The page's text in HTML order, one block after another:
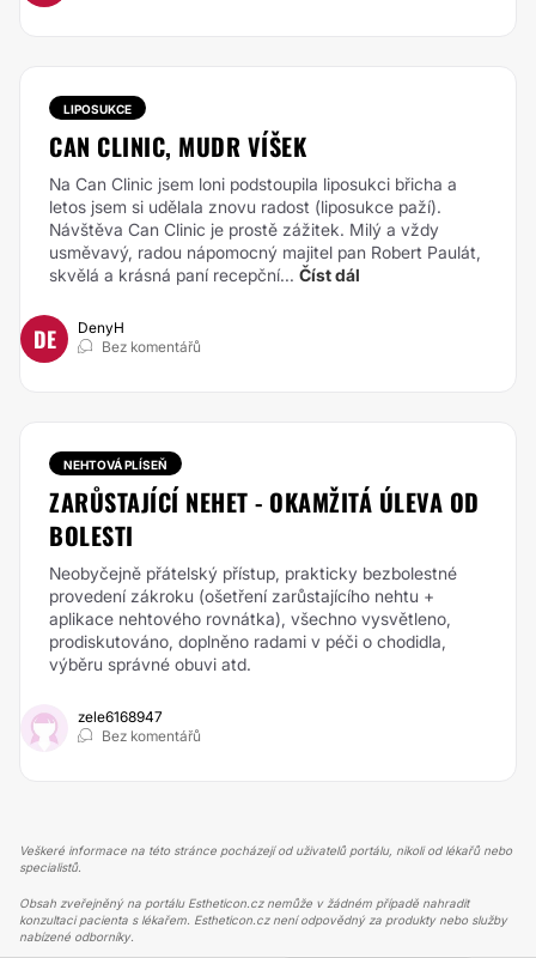
LIPOSUKCE
CAN CLINIC, MUDR VÍŠEK
Na Can Clinic jsem loni podstoupila liposukci břicha a
letos jsem si udělala znovu radost (liposukce paží).
Návštěva Can Clinic je prostě zážitek. Milý a vždy
usměvavý, radou nápomocný majitel pan Robert Paulát,
skvělá a krásná paní recepční... Číst dál
DE
DenyH
Bez komentářů
NEHTOVÁ PLÍSEŇ
ZARŮSTAJÍCÍ NEHET - OKAMŽITÁ ÚLEVA OD
BOLESTI
Neobyčejně přátelský přístup, prakticky bezbolestné
provedení zákroku (ošetření zarůstajícího nehtu +
aplikace nehtového rovnátka), všechno vysvětleno,
prodiskutováno, doplněno radami v péči o chodidla,
výběru správné obuvi atd.
zele6168947
Bez komentářů
Veškeré informace na této stránce pocházejí od uživatelů portálu, nikoli od lékařů nebo
specialistů.
Obsah zveřejněný na portálu Estheticon.cz nemůže v žádném případě nahradit
konzultaci pacienta s lékařem. Estheticon.cz není odpovědný za produkty nebo služby
nabízené odborníky.